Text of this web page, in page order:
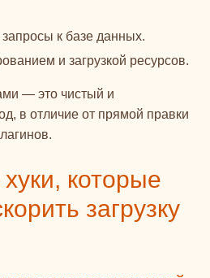
к базе данных.
и загрузкой ресурсов.
— это чистый и
в отличие от прямой правки
которые
загрузку